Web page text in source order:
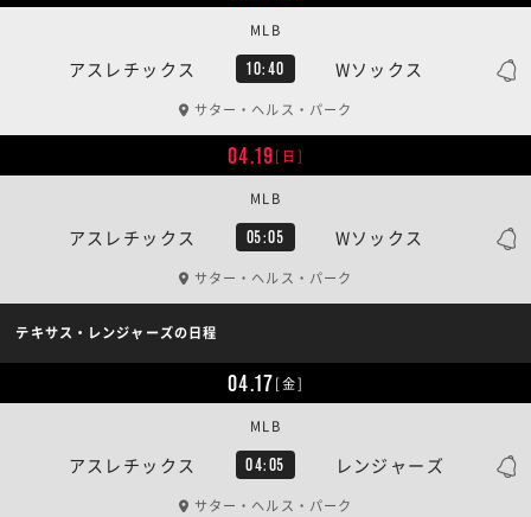
アスレチックス 10:40 Wソックス
MLB
サター・ヘルス・パーク
04.19[日]
アスレチックス 05:05 Wソックス
MLB
サター・ヘルス・パーク
テキサス・レンジャーズの日程
04.17[金]
アスレチックス 04:05 レンジャーズ
MLB
サター・ヘルス・パーク